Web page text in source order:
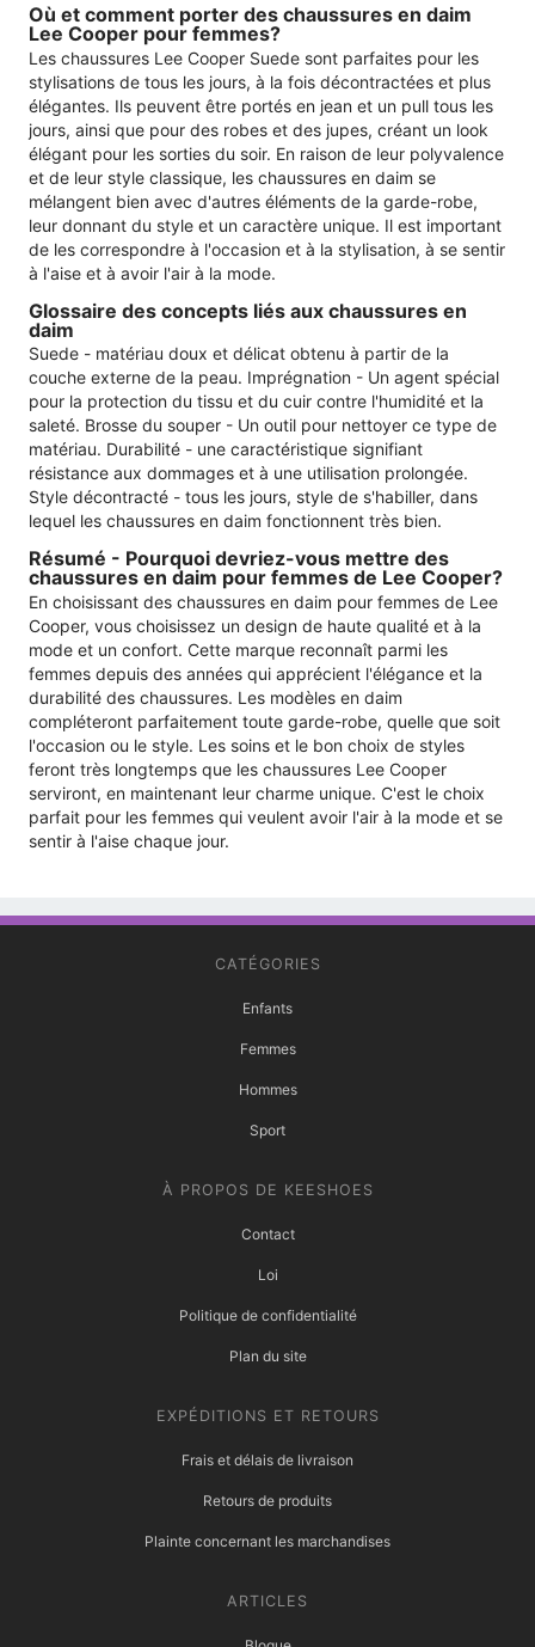
Où et comment porter des chaussures en daim
Lee Cooper pour femmes?
Les chaussures Lee Cooper Suede sont parfaites pour les
stylisations de tous les jours, à la fois décontractées et plus
élégantes. Ils peuvent être portés en jean et un pull tous les
jours, ainsi que pour des robes et des jupes, créant un look
élégant pour les sorties du soir. En raison de leur polyvalence
et de leur style classique, les chaussures en daim se
mélangent bien avec d'autres éléments de la garde-robe,
leur donnant du style et un caractère unique. Il est important
de les correspondre à l'occasion et à la stylisation, à se sentir
à l'aise et à avoir l'air à la mode.
Glossaire des concepts liés aux chaussures en
daim
Suede - matériau doux et délicat obtenu à partir de la
couche externe de la peau. Imprégnation - Un agent spécial
pour la protection du tissu et du cuir contre l'humidité et la
saleté. Brosse du souper - Un outil pour nettoyer ce type de
matériau. Durabilité - une caractéristique signifiant
résistance aux dommages et à une utilisation prolongée.
Style décontracté - tous les jours, style de s'habiller, dans
lequel les chaussures en daim fonctionnent très bien.
Résumé - Pourquoi devriez-vous mettre des
chaussures en daim pour femmes de Lee Cooper?
En choisissant des chaussures en daim pour femmes de Lee
Cooper, vous choisissez un design de haute qualité et à la
mode et un confort. Cette marque reconnaît parmi les
femmes depuis des années qui apprécient l'élégance et la
durabilité des chaussures. Les modèles en daim
compléteront parfaitement toute garde-robe, quelle que soit
l'occasion ou le style. Les soins et le bon choix de styles
feront très longtemps que les chaussures Lee Cooper
serviront, en maintenant leur charme unique. C'est le choix
parfait pour les femmes qui veulent avoir l'air à la mode et se
sentir à l'aise chaque jour.
CATÉGORIES
Enfants
Femmes
Hommes
Sport
À PROPOS DE KEESHOES
Contact
Loi
Politique de confidentialité
Plan du site
EXPÉDITIONS ET RETOURS
Frais et délais de livraison
Retours de produits
Plainte concernant les marchandises
ARTICLES